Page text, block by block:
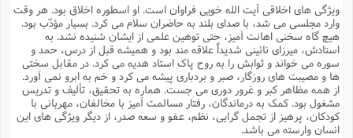
ویژگى هاى اخلاقى آیت الله خویى فراوان است. او اسطوره اخلاق بود. هر وقت
وارد مجلسى مى شد، با صداى بلند به حاضران سلام مى کرد. بسیار مؤدّب بود.
هیچ گاه سخنى اهانت آمیز، حتى توهین علمى از ایشان شنیده نشد. به
استادش، میرزاى نائینى شدیداً علاقه مند بود و همیشه قبل از درس، حمد و
سوره مى خواند و ثوابش را به روح پاک استاد هدیه مى کرد. در مقابل سختى
ها و مصیبت هاى روزگار، صبر و بردبارى پیشه مى کرد و خم به ابرو نمى آورد.
از همه مظاهر کبر و غرور دورى مى جست. هماره به تحقیق، تألیف و تدریس
مشغول بود. کمک به درماندگان، رفتار مسالمت آمیز با مخالفان، مهربانى با
کودکان، پرهیز از تجمل گرایى، نظم، عفو و سعه صدر، از دیگر ویژگى هاى این
انسان وارسته مى باشد.